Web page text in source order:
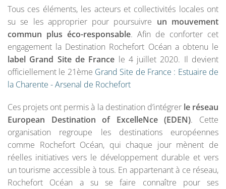
Tous ces éléments, les acteurs et collectivités locales ont
su se les approprier pour poursuivre un mouvement
commun plus éco-responsable. Afin de conforter cet
engagement la Destination Rochefort Océan a obtenu le
label Grand Site de France le 4 juillet 2020. Il devient
officiellement le 21ème Grand Site de France : Estuaire de
la Charente - Arsenal de Rochefort
Ces projets ont permis à la destination d’intégrer le réseau
European Destination of ExcelleNce (EDEN). Cette
organisation regroupe les destinations européennes
comme Rochefort Océan, qui chaque jour mènent de
réelles initiatives vers le développement durable et vers
un tourisme accessible à tous. En appartenant à ce réseau,
Rochefort Océan a su se faire connaître pour ses